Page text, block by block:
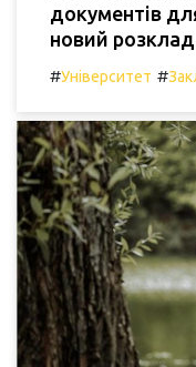
документів
новий
#Університет #